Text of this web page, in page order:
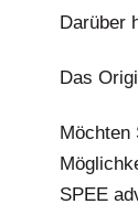
Darüber
Das
Möchten
SPEE